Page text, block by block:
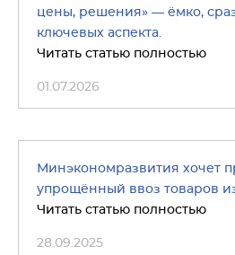
цены, решения» — ёмко,
ключевых аспекта.
Читать статью полностью
01.07.2026
Минэкономразвития хочет
упрощённый ввоз товаров
Читать статью полностью
28.09.2025